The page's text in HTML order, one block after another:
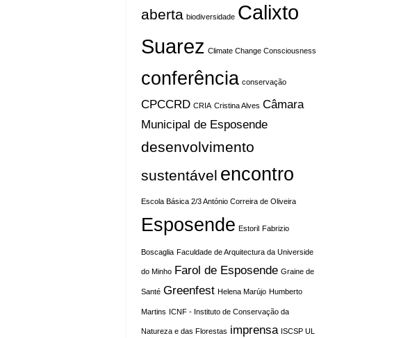
aberta biodiversidade Calixto
Suarez Climate Change Consciousness
conferência conservação
CPCCRD CRIA Cristina Alves Câmara
Municipal de Esposende
desenvolvimento
sustentável encontro
Escola Básica 2/3 António Correira de Oliveira
Esposende Estoril Fabrizio
Boscaglia Faculdade de Arquitectura da Universide
do Minho Farol de Esposende Graine de
Santé Greenfest Helena Marújo Humberto
Martins ICNF - Instituto de Conservação da
Natureza e das Florestas imprensa ISCSP UL